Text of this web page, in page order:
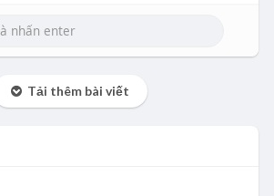
Tải thêm bài viết